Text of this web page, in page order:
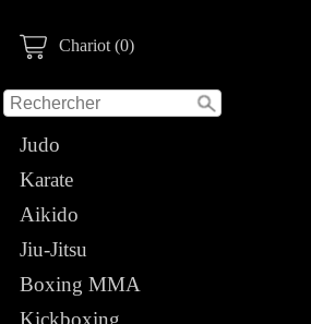
Chariot (0)
Judo
Karate
Aikido
Jiu-Jitsu
Boxing MMA
Kickboxing